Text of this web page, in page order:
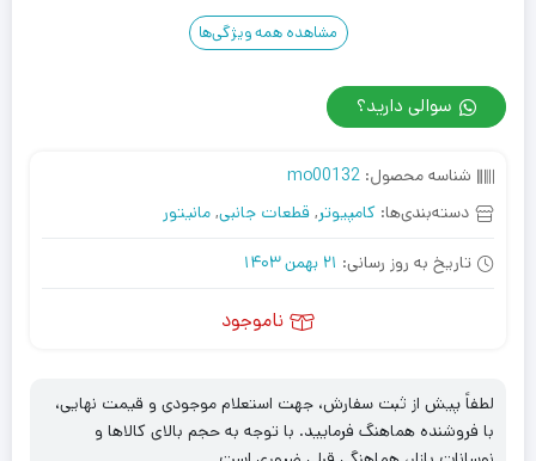
مشاهده همه ویژگی‌ها
سوالی دارید؟
شناسه محصول: mo00132
دسته‌بندی‌ها: کامپیوتر, قطعات جانبی, مانیتور
تاریخ به روز رسانی: 21 بهمن 1403
ناموجود
لطفاً پیش از ثبت سفارش، جهت استعلام موجودی و قیمت نهایی،
با فروشنده هماهنگ فرمایید. با توجه به حجم بالای کالاها و